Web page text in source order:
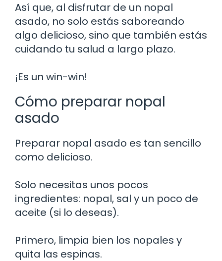
Así que, al disfrutar de un nopal
asado, no solo estás saboreando
algo delicioso, sino que también estás
cuidando tu salud a largo plazo.
¡Es un win-win!
Cómo preparar nopal
asado
Preparar nopal asado es tan sencillo
como delicioso.
Solo necesitas unos pocos
ingredientes: nopal, sal y un poco de
aceite (si lo deseas).
Primero, limpia bien los nopales y
quita las espinas.